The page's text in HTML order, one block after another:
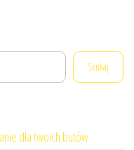
Szukaj
dla twoich butów